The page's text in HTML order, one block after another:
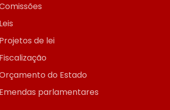
Leis
Projetos de lei
Fiscalização
do Estado
Emendas parlamentares